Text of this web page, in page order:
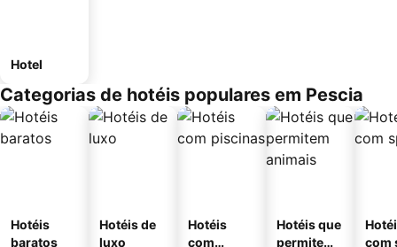
Hotel
Categorias de hotéis populares em Pescia
Hotéis
baratos
Hotéis de
luxo
Hotéis
com
Hotéis que
permitem
com